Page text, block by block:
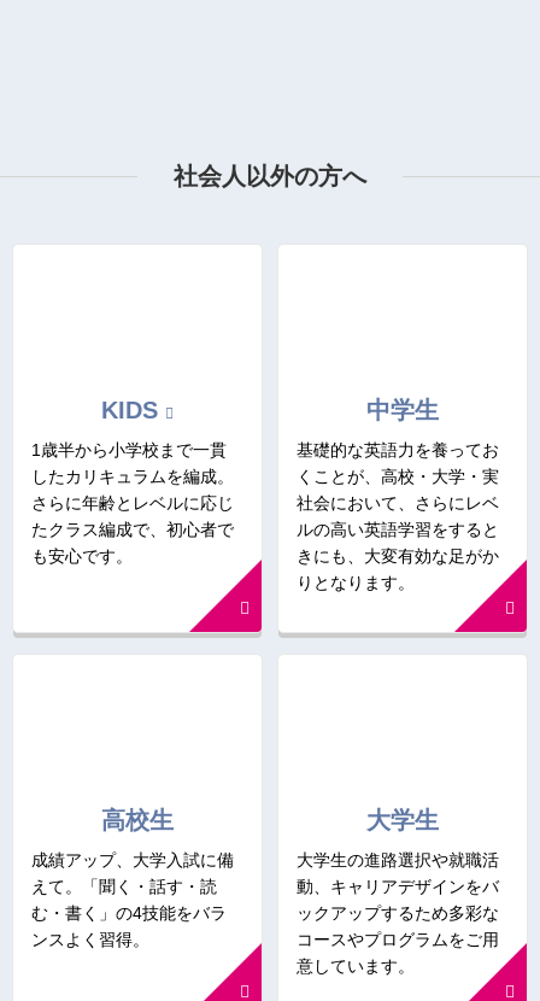
社会人以外の方へ
KIDS
1歳半から小学校まで一貫
したカリキュラムを編成。
さらに年齢とレベルに応じ
たクラス編成で、初心者で
も安心です。
中学生
基礎的な英語力を養ってお
くことが、高校・大学・実
社会において、さらにレベ
ルの高い英語学習をすると
きにも、大変有効な足がか
りとなります。
高校生
成績アップ、大学入試に備
えて。「聞く・話す・読
む・書く」の4技能をバラ
ンスよく習得。
大学生
大学生の進路選択や就職活
動、キャリアデザインをバ
ックアップするため多彩な
コースやプログラムをご用
意しています。